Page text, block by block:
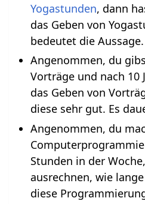
Yogastunden, dann
das Geben von
bedeutet die Aussage.
Angenommen, du
Vorträge und nach 10
das Geben von
diese sehr gut. Es
Angenommen, du
Stunden in der
ausrechnen, wie
diese